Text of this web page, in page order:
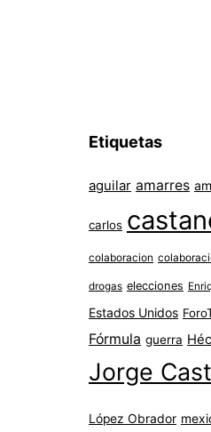
Etiquetas
aguilar amarres
carlos
colaboracion
drogas elecciones
Estados Unidos
Fórmula guerra
Jorge
López Obrador